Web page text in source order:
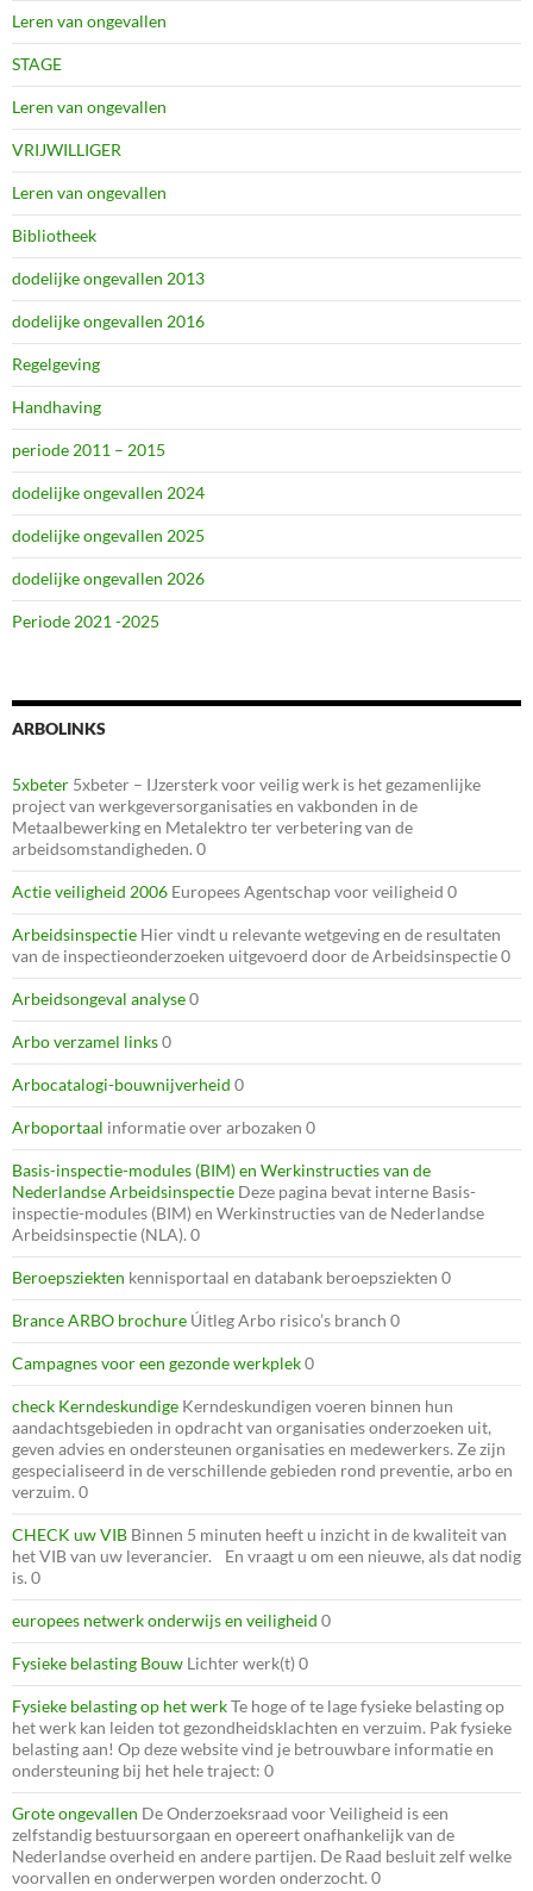
Leren van ongevallen
STAGE
Leren van ongevallen
VRIJWILLIGER
Leren van ongevallen
Bibliotheek
dodelijke ongevallen 2013
dodelijke ongevallen 2016
Regelgeving
Handhaving
periode 2011 – 2015
dodelijke ongevallen 2024
dodelijke ongevallen 2025
dodelijke ongevallen 2026
Periode 2021 -2025
ARBOLINKS
5xbeter 5xbeter – IJzersterk voor veilig werk is het gezamenlijke
project van werkgeversorganisaties en vakbonden in de
Metaalbewerking en Metalektro ter verbetering van de
arbeidsomstandigheden. 0
Actie veiligheid 2006 Europees Agentschap voor veiligheid 0
Arbeidsinspectie Hier vindt u relevante wetgeving en de resultaten
van de inspectieonderzoeken uitgevoerd door de Arbeidsinspectie 0
Arbeidsongeval analyse0
Arbo verzamel links0
Arbocatalogi-bouwnijverheid 0
Arboportaal informatie over arbozaken 0
Basis-inspectie-modules (BIM) en Werkinstructies van de
Nederlandse Arbeidsinspectie Deze pagina bevat interne Basis-
inspectie-modules (BIM) en Werkinstructies van de Nederlandse
Arbeidsinspectie (NLA). 0
Beroepsziekten kennisportaal en databank beroepsziekten 0
Brance ARBO brochure Úitleg Arbo risico’s branch 0
Campagnes voor een gezonde werkplek0
check Kerndeskundige Kerndeskundigen voeren binnen hun
aandachtsgebieden in opdracht van organisaties onderzoeken uit,
geven advies en ondersteunen organisaties en medewerkers. Ze zijn
gespecialiseerd in de verschillende gebieden rond preventie, arbo en
verzuim. 0
CHECK uw VIB Binnen 5 minuten heeft u inzicht in de kwaliteit van
het VIB van uw leverancier. En vraagt u om een nieuwe, als dat nodig
is. 0
europees netwerk onderwijs en veiligheid 0
Fysieke belasting Bouw Lichter werk(t) 0
Fysieke belasting op het werkTe hoge of te lage fysieke belasting op
het werk kan leiden tot gezondheidsklachten en verzuim. Pak fysieke
belasting aan! Op deze website vind je betrouwbare informatie en
ondersteuning bij het hele traject: 0
Grote ongevallen De Onderzoeksraad voor Veiligheid is een
zelfstandig bestuursorgaan en opereert onafhankelijk van de
Nederlandse overheid en andere partijen. De Raad besluit zelf welke
voorvallen en onderwerpen worden onderzocht. 0